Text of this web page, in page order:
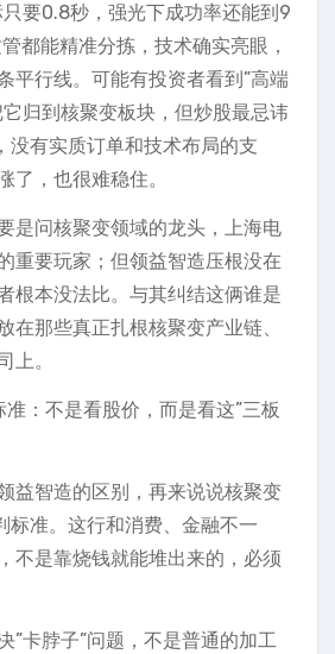
要0.8秒，强光下成功率还能到9
都能精准分拣，技术确实亮眼，
平行线。可能有投资者看到”高端
归到核聚变板块，但炒股最忌讳
没有实质订单和技术布局的支
了，也很难稳住。
是问核聚变领域的龙头，上海电
重要玩家；但领益智造压根没在
根本没法比。与其纠结这俩谁是
在那些真正扎根核聚变产业链、
上。
：不是看股价，而是看这”三板
益智造的区别，再来说说核聚变
标准。这行和消费、金融不一
不是靠烧钱就能堆出来的，必须
”卡脖子”问题，不是普通的加工